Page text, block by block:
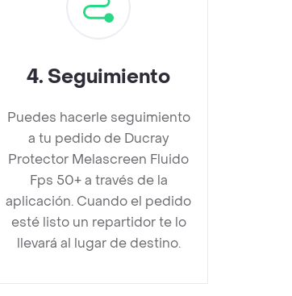
4. Seguimiento
Puedes hacerle seguimiento
a tu pedido de Ducray
Protector Melascreen Fluido
Fps 50+ a través de la
aplicación. Cuando el pedido
esté listo un repartidor te lo
llevará al lugar de destino.